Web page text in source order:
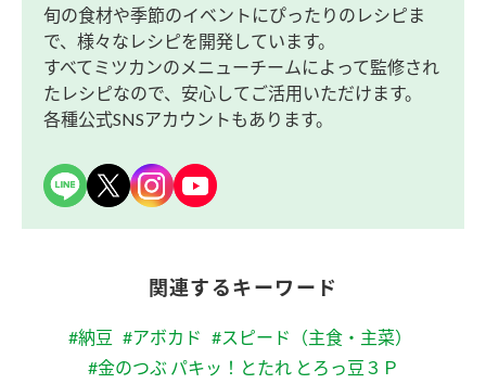
旬の食材や季節のイベントにぴったりのレシピま
で、様々なレシピを開発しています。
すべてミツカンのメニューチームによって監修され
たレシピなので、安心してご活用いただけます。
各種公式SNSアカウントもあります。
関連するキーワード
#納豆 #アボカド #スピード（主食・主菜）
#金のつぶ パキッ！とたれ とろっ豆３Ｐ